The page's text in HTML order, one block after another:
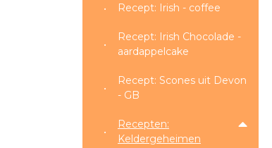
Recept: Irish - coffee
Recept: Irish Chocolade -
aardappelcake
Recept: Scones uit Devon
- GB
Recepten:
Keldergeheimen